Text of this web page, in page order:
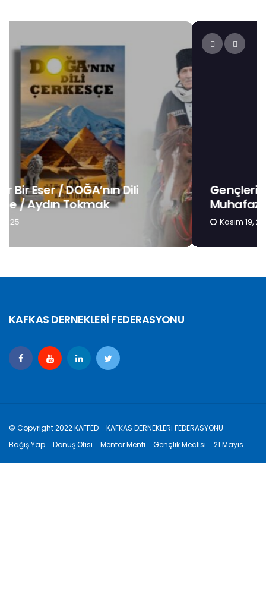
Gençlerin Kimlik Bilinci 3: Anadilin
Muhafazası / Hatough Timaf Dereli
KAFKAS DERNEKLERİ FEDERASYONU
© Copyright 2022 KAFFED - KAFKAS DERNEKLERİ FEDERASYONU
Bağış Yap
Dönüş Ofisi Mentor Menti Gençlik Meclisi 21 Mayıs